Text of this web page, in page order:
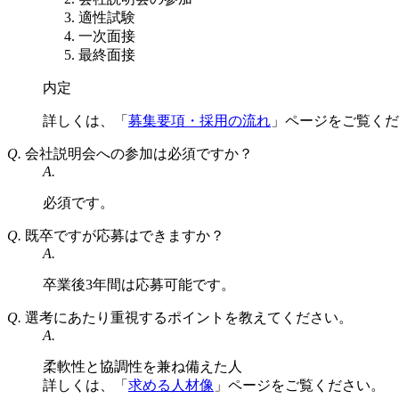
適性試験
一次面接
最終面接
内定
詳しくは、「 募集要項・採用の流れ 」ページをご覧く
Q. 会社説明会への参加は必須ですか？
A.
必須です。
Q. 既卒ですが応募はできますか？
A.
卒業後3年間は応募可能です。
Q. 選考にあたり重視するポイントを教えてください。
A.
柔軟性と協調性を兼ね備えた人
詳しくは、「 求める人材像 」ページをご覧ください。